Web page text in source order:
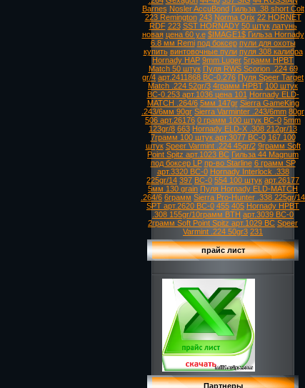
Barnes Nosler AccuBond Гильза .38 short Colt
223 Remington 243 Norma Orix 22 HORNET
RDF 223 SST HORNADY 50 штук латунь
новая цена 60 у.е $IMAGE1$ Гильза Hornady
6.8 мм Remi под боксер пули для охоты
купить винтовочные пули пуля 308 калибра
Hornady HAP 9mm Luger 5грамм HPBT
Match 50 штук Пуля RWS Scorion .224 69
gr/4 арт.2411868 ВС-0.276 Пуля Speer Target
Match .224 52gr/3 4грамм HPBT 100 штук
ВС-0.253 арт.1036 цена 101 Hornady ELD-
MATCH .264/6 5мм 147gr Sierra GameKing
.243/6мм 90gr Sierra Varminter .243/6mm 80gr
506 арт.26176 0 грамм 100 штук ВС-0 5mm
123gr/8 663 Hornady ELD-X .308 212gr/13
7грамм 100 штук арт.3077 ВС-0 167 100
штук Speer Varmint .224 45gr/2 9грамм Soft
Point Spitz арт.1023 ВС Гильза 44 Magnum
под боксер LP пр-во Starline 6 грамм SP
арт.3320 ВС-0 Hornady Interlock .338
225gr/14 397 ВС-0 554 100 штук арт.26177
5мм 130 grain Пуля Hornady ELD-MATCH
.264/6 6грамм Sierra Pro-Hunter .338 225gr/14
SPT арт.2620 ВС-0 455 405 Hornady HPBT
.308 155gr/10грамм BTH арт.3039 ВС-0
2грамм Soft Point Spitz арт.1029 ВС Speer
Varmint .224 50gr3 231
прайс лист
Партнеры